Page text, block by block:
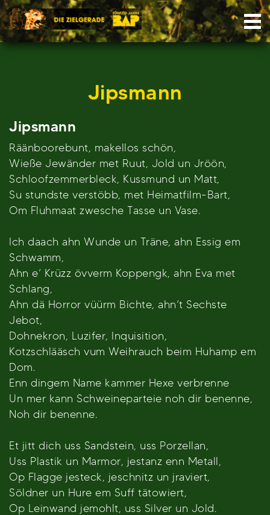
Skip
to
content
Jipsmann
Jipsmann
Räänboorebunt, makellos schön,
Wieße Jewänder met Ruut, Jold un Jröön,
Schloofzemmerbleck, Kussmund un Matt,
Su stundste verstöbb, met Heimatfilm-Bart,
Om Fluhmaat zwesche Tasse un Vase.
Ich daach ahn Wunde un Träne, ahn Essig em
Schwamm,
Ahn e’ Krüzz övverm Koppengk, ahn Eva met
Schlang,
Ahn dä Horror vüürm Bichte, ahn’t Sechste
Jebot,
Dohnekron, Luzifer, Inquisition,
Kotzschlääsch vum Weihrauch beim Huhamp em
Dom.
Enn dingem Name kammer Hexe verbrenne
Un mer kann Schweineparteie noh dir benenne,
Noh dir benenne.
Et jitt dich uss Sandstein, uss Porzellan,
Uss Plastik un Marmor, jestanz enn Metall,
Op Flagge jesteck, jeschnitz un jraviert,
Söldner un Hure em Suff tätowiert,
Op Leinwand jemohlt, uss Silver un Jold.